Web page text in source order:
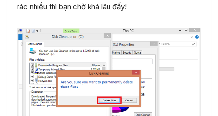
rác nhiều thì bạn chờ khá lâu đấy!